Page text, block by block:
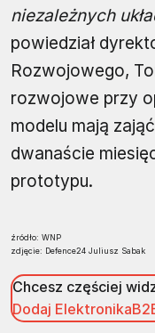
niezależnych
powiedział
Rozwojowego,
rozwojowe przy
modelu mają
dwanaście
prototypu.
źródło: WNP
zdjęcie: Defence24 Juliusz Sabak
Chcesz częściej
Dodaj